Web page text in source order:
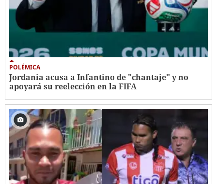
POLÉMICA
Jordania acusa a Infantino de "chantaje" y no
apoyará su reelección en la FIFA